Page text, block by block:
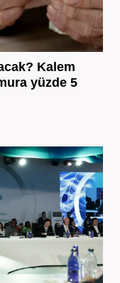
Kalem
yüzde 5